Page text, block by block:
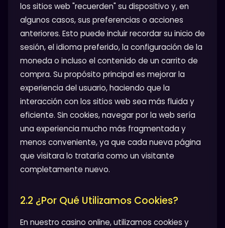
los sitios web "recuerden" su dispositivo y, en
algunos casos, sus preferencias o acciones
anteriores. Esto puede incluir recordar su inicio de
sesión, el idioma preferido, la configuración de la
moneda o incluso el contenido de un carrito de
compra. Su propósito principal es mejorar la
experiencia del usuario, haciendo que la
interacción con los sitios web sea más fluida y
eficiente. Sin cookies, navegar por la web sería
una experiencia mucho más fragmentada y
menos conveniente, ya que cada nueva página
que visitara lo trataría como un visitante
completamente nuevo.
2.2 ¿Por Qué Utilizamos Cookies?
En nuestro casino online, utilizamos cookies y